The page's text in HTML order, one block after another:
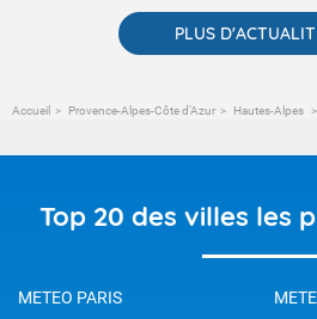
PLUS
Accueil Provence-Alpes-Côte d'Azur Hautes-Alpes
Top 20 des villes les
METEO PARIS